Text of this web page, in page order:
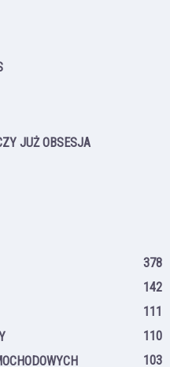
JUŻ OBSESJA
378
142
111
110
103